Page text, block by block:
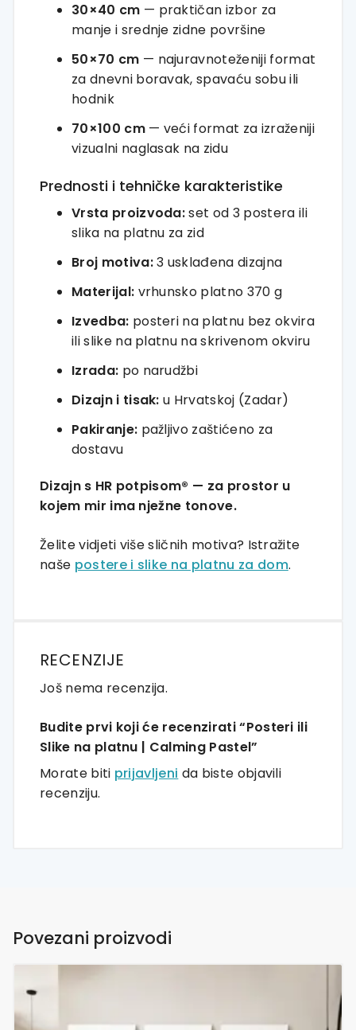
30×40 cm — praktičan izbor za
manje i srednje zidne površine
50×70 cm — najuravnoteženiji format
za dnevni boravak, spavaću sobu ili
hodnik
70×100 cm— veći format za izraženiji
vizualni naglasak na zidu
Prednosti i tehničke karakteristike
Vrsta proizvoda:set od 3 postera ili
slika na platnu za zid
Broj motiva:3 usklađena dizajna
Materijal: vrhunsko platno 370 g
Izvedba: posteri na platnu bez okvira
ili slike na platnu na skrivenom okviru
Izrada: po narudžbi
Dizajn i tisak: u Hrvatskoj (Zadar)
Pakiranje: pažljivo zaštićeno za
dostavu
Dizajn s HR potpisom® — za prostor u
kojem mir ima nježne tonove.
Želite vidjeti više sličnih motiva? Istražite
naše postere i slike na platnu za dom.
RECENZIJE
Još nema recenzija.
Budite prvi koji će recenzirati “Posteri ili
Slike na platnu | Calming Pastel”
Morate biti prijavljeni da biste objavili
recenziju.
Povezani proizvodi
proizvod
ima